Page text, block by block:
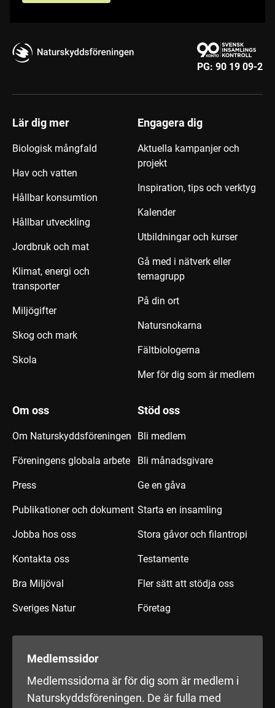
PG: 90 19 09-2
Lär dig mer
Biologisk mångfald
Hav och vatten
Hållbar konsumtion
Hållbar utveckling
Jordbruk och mat
Klimat, energi och
transporter
Miljögifter
Skog och mark
Skola
Engagera dig
Aktuella kampanjer och
projekt
Inspiration, tips och verktyg
Kalender
Utbildningar och kurser
Gå med i nätverk eller
temagrupp
På din ort
Natursnokarna
Fältbiologerna
Mer för dig som är medlem
Om oss
Om Naturskyddsföreningen
Föreningens globala arbete
Press
Publikationer och dokument
Jobba hos oss
Kontakta oss
Bra Miljöval
Sveriges Natur
Stöd oss
Bli medlem
Bli månadsgivare
Ge en gåva
Starta en insamling
Stora gåvor och filantropi
Testamente
Fler sätt att stödja oss
Företag
Medlemssidor
Medlemssidorna är för dig som är medlem i
Naturskyddsföreningen. De är fulla med